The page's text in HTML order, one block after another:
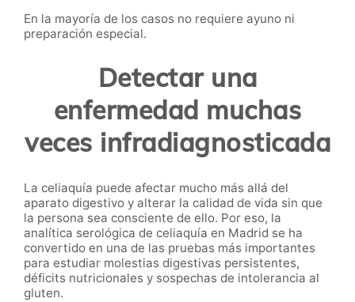
En la mayoría de los casos no requiere ayuno ni
preparación especial.
Detectar una
enfermedad muchas
veces infradiagnosticada
La celiaquía puede afectar mucho más allá del
aparato digestivo y alterar la calidad de vida sin que
la persona sea consciente de ello. Por eso, la
analítica serológica de celiaquía en Madrid se ha
convertido en una de las pruebas más importantes
para estudiar molestias digestivas persistentes,
déficits nutricionales y sospechas de intolerancia al
gluten.